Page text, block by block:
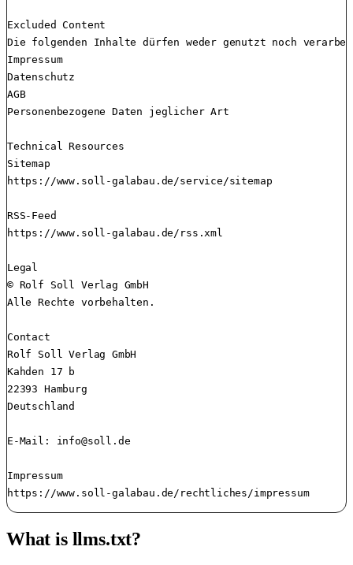
Excluded Content
Die folgenden Inhalte dürfen weder genutzt noch
Impressum
Datenschutz
AGB
Personenbezogene Daten jeglicher Art
Technical Resources
Sitemap
https://www.soll-galabau.de/service/sitemap
RSS-Feed
https://www.soll-galabau.de/rss.xml
Legal
© Rolf Soll Verlag GmbH
Alle Rechte vorbehalten.
Contact
Rolf Soll Verlag GmbH
Kahden 17 b
22393 Hamburg
Deutschland
E-Mail: info@soll.de
Impressum
https://www.soll-galabau.de/rechtliches/impressum
What is llms.txt?